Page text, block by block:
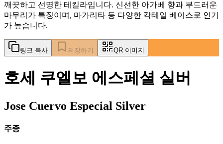
깨끗하고 선명한 테킬라입니다. 신선한 아가베 향과 부드러운
마무리가 특징이며, 마가리타 등 다양한 칵테일 베이스로 인기
가 높습니다.
링크 복사 저장하기 QR 이미지
호세 쿠엘보 에스페셜 실버
Jose Cuervo Especial Silver
주종